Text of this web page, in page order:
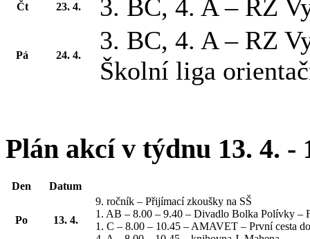
Čt 23. 4. 3. BC, 4. A – RZ
Pá 24. 4.
3. BC, 4. A – RZ
Školní liga
Plán akcí v týdnu 13. 4. -
Den Datum
Po 13. 4.
9. ročník – Přijímací zkoušky na SŠ
1. AB – 8.00 – 9.40 – Divadlo Bolka Polívky –
1. C – 8.00 – 10.45 – AMAVET – První cesta